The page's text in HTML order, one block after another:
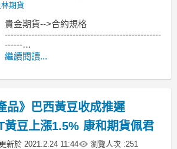
林期貨
貴金期貨-->合約規格
-----------------------------------------------------
------
MoneyDJ新聞 2021-03-30 07:23:42 記者
紐約商品期貨交易所（COMEX）6月黃
繼續閱讀...
品》巴西黃豆收成推遲
黃豆上漲1.5% 康和期貨佩君
新於 2021.2.24 11:44 瀏覽人次 :251